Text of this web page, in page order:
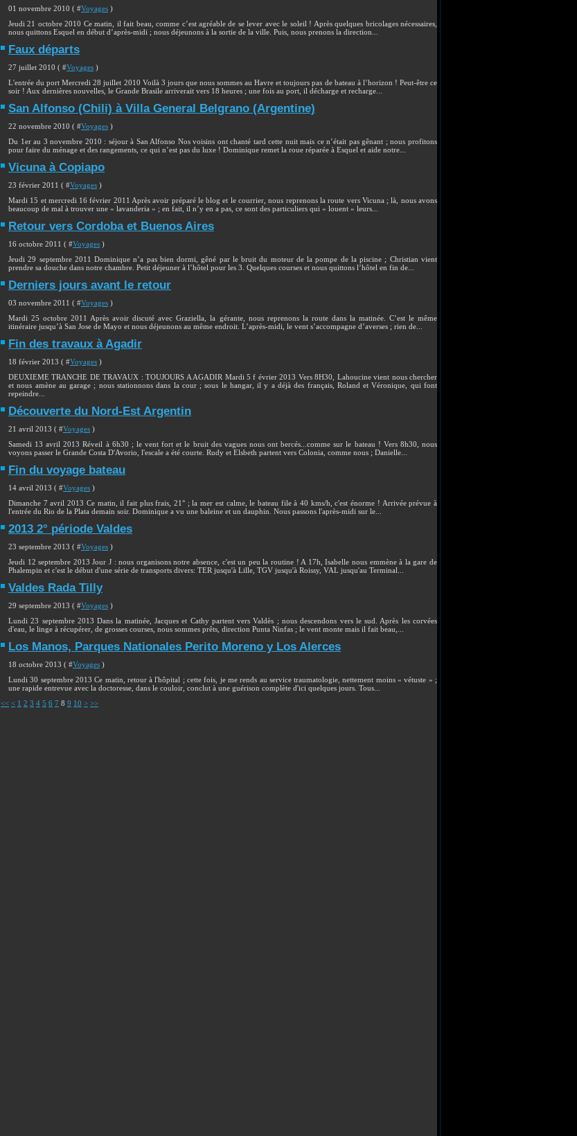
01 novembre 2010 ( #Voyages )
Jeudi 21 octobre 2010 Ce matin, il fait beau, comme c’est agréable de se lever avec le soleil ! Après quelques bricolages nécessaires,
nous quittons Esquel en début d’après-midi ; nous déjeunons à la sortie de la ville. Puis, nous prenons la direction...
Faux départs
27 juillet 2010 ( #Voyages )
L'entrée du port Mercredi 28 juillet 2010 Voilà 3 jours que nous sommes au Havre et toujours pas de bateau à l’horizon ! Peut-être ce
soir ! Aux dernières nouvelles, le Grande Brasile arriverait vers 18 heures ; une fois au port, il décharge et recharge...
San Alfonso (Chili) à Villa General Belgrano (Argentine)
22 novembre 2010 ( #Voyages )
Du 1er au 3 novembre 2010 : séjour à San Alfonso Nos voisins ont chanté tard cette nuit mais ce n’était pas gênant ; nous profitons
pour faire du ménage et des rangements, ce qui n’est pas du luxe ! Dominique remet la roue réparée à Esquel et aide notre...
Vicuna à Copiapo
23 février 2011 ( #Voyages )
Mardi 15 et mercredi 16 février 2011 Après avoir préparé le blog et le courrier, nous reprenons la route vers Vicuna ; là, nous avons
beaucoup de mal à trouver une « lavanderia » ; en fait, il n’y en a pas, ce sont des particuliers qui « louent » leurs...
Retour vers Cordoba et Buenos Aires
16 octobre 2011 ( #Voyages )
Jeudi 29 septembre 2011 Dominique n’a pas bien dormi, gêné par le bruit du moteur de la pompe de la piscine ; Christian vient
prendre sa douche dans notre chambre. Petit déjeuner à l’hôtel pour les 3. Quelques courses et nous quittons l’hôtel en fin de...
Derniers jours avant le retour
03 novembre 2011 ( #Voyages )
Mardi 25 octobre 2011 Après avoir discuté avec Graziella, la gérante, nous reprenons la route dans la matinée. C’est le même
itinéraire jusqu’à San Jose de Mayo et nous déjeunons au même endroit. L’après-midi, le vent s’accompagne d’averses ; rien de...
Fin des travaux à Agadir
18 février 2013 ( #Voyages )
DEUXIEME TRANCHE DE TRAVAUX : TOUJOURS A AGADIR Mardi 5 f évrier 2013 Vers 8H30, Lahoucine vient nous chercher
et nous amène au garage ; nous stationnons dans la cour ; sous le hangar, il y a déjà des français, Roland et Véronique, qui font
repeindre...
Découverte du Nord-Est Argentin
21 avril 2013 ( #Voyages )
Samedi 13 avril 2013 Réveil à 6h30 ; le vent fort et le bruit des vagues nous ont bercés...comme sur le bateau ! Vers 8h30, nous
voyons passer le Grande Costa D'Avorio, l'escale a été courte. Rudy et Elsbeth partent vers Colonia, comme nous ; Danielle...
Fin du voyage bateau
14 avril 2013 ( #Voyages )
Dimanche 7 avril 2013 Ce matin, il fait plus frais, 21° ; la mer est calme, le bateau file à 40 kms/h, c'est énorme ! Arrivée prévue à
l'entrée du Rio de la Plata demain soir. Dominique a vu une baleine et un dauphin. Nous passons l'après-midi sur le...
2013 2° période Valdes
23 septembre 2013 ( #Voyages )
Jeudi 12 septembre 2013 Jour J : nous organisons notre absence, c'est un peu la routine ! A 17h, Isabelle nous emmène à la gare de
Phalempin et c'est le début d'une série de transports divers: TER jusqu'à Lille, TGV jusqu'à Roissy, VAL jusqu'au Terminal...
Valdes Rada Tilly
29 septembre 2013 ( #Voyages )
Lundi 23 septembre 2013 Dans la matinée, Jacques et Cathy partent vers Valdès ; nous descendons vers le sud. Après les corvées
d'eau, le linge à récupérer, de grosses courses, nous sommes prêts, direction Punta Ninfas ; le vent monte mais il fait beau,...
Los Manos, Parques Nationales Perito Moreno y Los Alerces
18 octobre 2013 ( #Voyages )
Lundi 30 septembre 2013 Ce matin, retour à l'hôpital ; cette fois, je me rends au service traumatologie, nettement moins « vétuste » ;
une rapide entrevue avec la doctoresse, dans le couloir, conclut à une guérison complète d'ici quelques jours. Tous...
<< < 1 2 3 4 5 6 7 8 9 10 > >>